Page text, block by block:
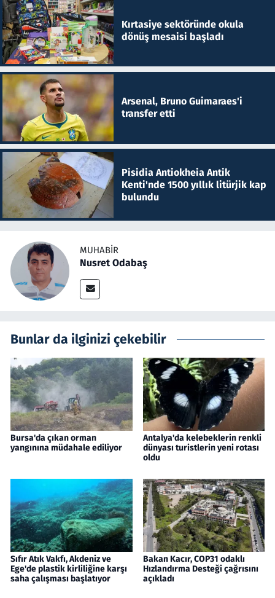
Kırtasiye sektöründe okula
dönüş mesaisi başladı
Arsenal, Bruno Guimaraes'i
transfer etti
Pisidia Antiokheia Antik
Kenti'nde 1500 yıllık litürjik kap
bulundu
MUHABIR
Nusret Odabaş
Bunlar da ilginizi çekebilir
Bursa'da çıkan orman
yangınına müdahale ediliyor
Antalya'da kelebeklerin renkli
dünyası turistlerin yeni rotası
oldu
Sıfır Atık Vakfı, Akdeniz ve
Ege'de plastik kirliliğine karşı
saha çalışması başlatıyor
Bakan Kacır, COP31 odaklı
Hızlandırma Desteği çağrısını
açıkladı